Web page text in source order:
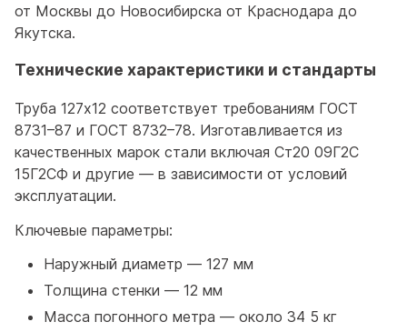
от Москвы до Новосибирска от Краснодара до
Якутска.
Технические характеристики и стандарты
Труба 127x12 соответствует требованиям ГОСТ
8731–87 и ГОСТ 8732–78. Изготавливается из
качественных марок стали включая Ст20 09Г2С
15Г2СФ и другие — в зависимости от условий
эксплуатации.
Ключевые параметры:
Наружный диаметр — 127 мм
Толщина стенки — 12 мм
Масса погонного метра — около 34 5 кг